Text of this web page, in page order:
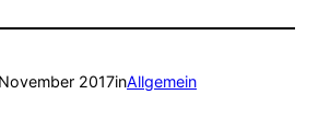
2017inAllgemein